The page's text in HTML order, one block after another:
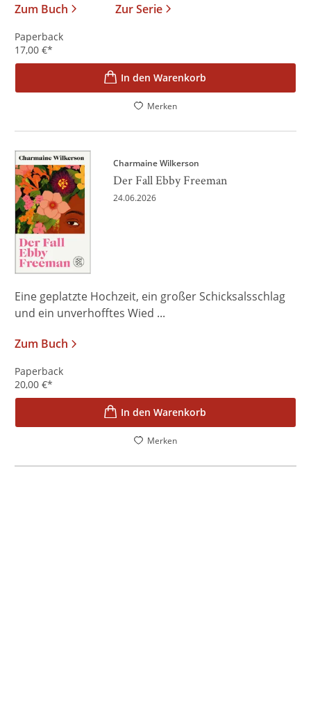
Zum Buch
Zur Serie
Paperback
17,00 €*
In den Warenkorb
Merken
Charmaine Wilkerson
Der Fall Ebby Freeman
24.06.2026
Eine geplatzte Hochzeit, ein großer Schicksalsschlag
und ein unverhofftes Wied ...
Zum Buch
Paperback
20,00 €*
In den Warenkorb
Merken